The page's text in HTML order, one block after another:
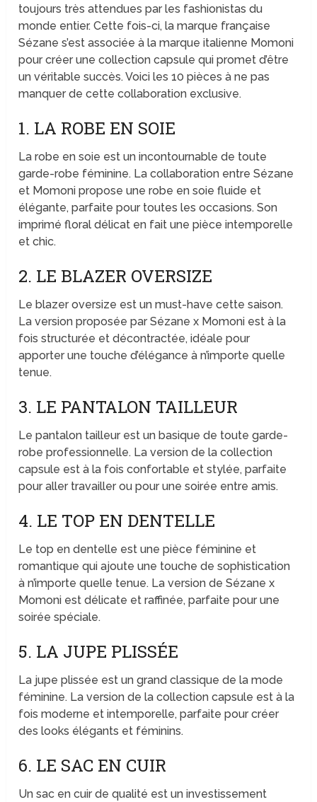
toujours très attendues par les fashionistas du
monde entier. Cette fois-ci, la marque française
Sézane s’est associée à la marque italienne Momoni
pour créer une collection capsule qui promet d’être
un véritable succès. Voici les 10 pièces à ne pas
manquer de cette collaboration exclusive.
1. LA ROBE EN SOIE
La robe en soie est un incontournable de toute
garde-robe féminine. La collaboration entre Sézane
et Momoni propose une robe en soie fluide et
élégante, parfaite pour toutes les occasions. Son
imprimé floral délicat en fait une pièce intemporelle
et chic.
2. LE BLAZER OVERSIZE
Le blazer oversize est un must-have cette saison.
La version proposée par Sézane x Momoni est à la
fois structurée et décontractée, idéale pour
apporter une touche d’élégance à n’importe quelle
tenue.
3. LE PANTALON TAILLEUR
Le pantalon tailleur est un basique de toute garde-
robe professionnelle. La version de la collection
capsule est à la fois confortable et stylée, parfaite
pour aller travailler ou pour une soirée entre amis.
4. LE TOP EN DENTELLE
Le top en dentelle est une pièce féminine et
romantique qui ajoute une touche de sophistication
à n’importe quelle tenue. La version de Sézane x
Momoni est délicate et raffinée, parfaite pour une
soirée spéciale.
5. LA JUPE PLISSÉE
La jupe plissée est un grand classique de la mode
féminine. La version de la collection capsule est à la
fois moderne et intemporelle, parfaite pour créer
des looks élégants et féminins.
6. LE SAC EN CUIR
Un sac en cuir de qualité est un investissement